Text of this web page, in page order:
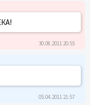
30.08.2011 20:55
05.04.2011 21:57